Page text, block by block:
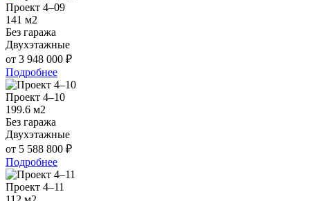
Проект 4–09
141 м2
Без гаража
Двухэтажные
от 3 948 000 ₽
Подробнее
Проект 4–10
199.6 м2
Без гаража
Двухэтажные
от 5 588 800 ₽
Подробнее
Проект 4–11